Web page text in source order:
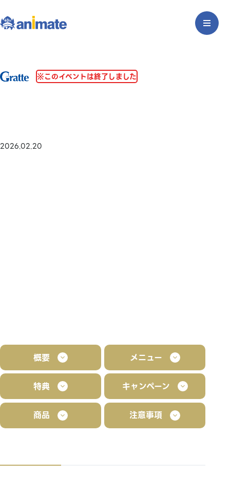
※このイベントは終了しました
2026.02.20
概要 メニュー
特典 キャンペーン
商品 注意事項